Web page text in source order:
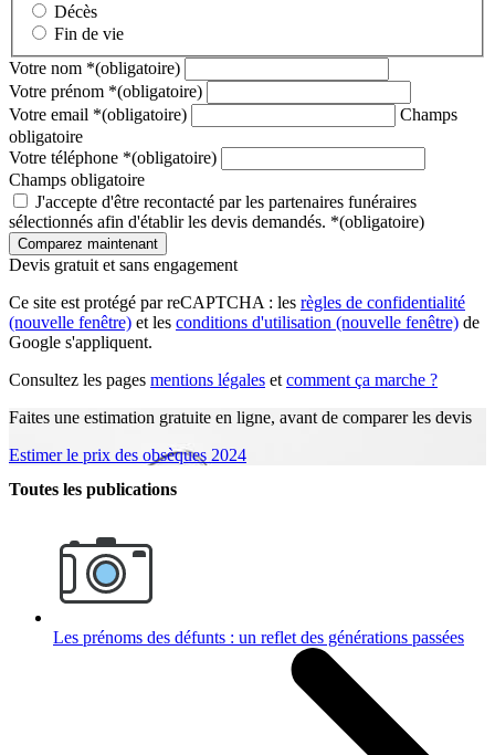
Décès
Fin de vie
Votre nom *(obligatoire)
Votre prénom *(obligatoire)
Votre email *(obligatoire)
Champs
obligatoire
Votre téléphone *(obligatoire)
Champs obligatoire
J'accepte d'être recontacté par les partenaires funéraires
sélectionnés afin d'établir les devis demandés. *(obligatoire)
Devis gratuit et sans engagement
Ce site est protégé par reCAPTCHA : les règles de confidentialité
(nouvelle fenêtre) et les conditions d'utilisation (nouvelle fenêtre) de
Google s'appliquent.
Consultez les pages mentions légales et comment ça marche ?
Faites une estimation gratuite en ligne, avant de comparer les devis
Estimer le prix des obsèques 2024
Toutes les publications
Les prénoms des défunts : un reflet des générations passées